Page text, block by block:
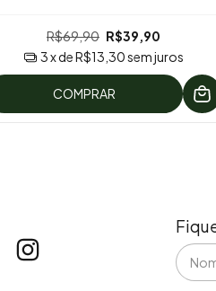
R$69,90 R$39,90
3x deR$13,30sem juros
COMPRAR